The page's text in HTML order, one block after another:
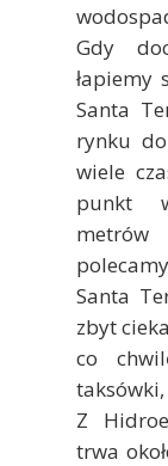
Gdy
łapiemy
Santa
rynku
wiele
punkt
metrów
Santa
zbyt
co
Z
trwa